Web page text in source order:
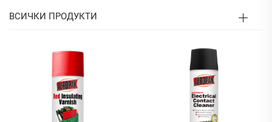
ВСИЧКИ ПРОДУКТИ